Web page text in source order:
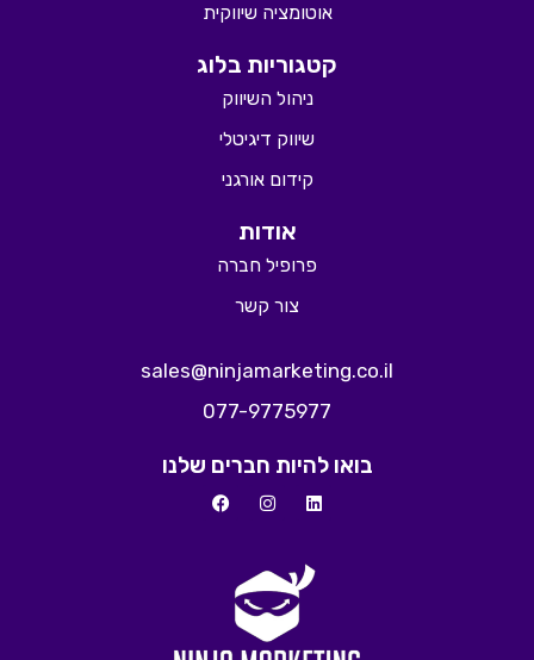
אוטומציה שיווקית
קטגוריות בלוג
ניהול השיווק
שיווק דיגיטלי
קידום אורגני
אודות
פרופיל חברה
צור קשר
sales@ninjamarketing.co.il
077-9775977
בואו להיות חברים שלנו